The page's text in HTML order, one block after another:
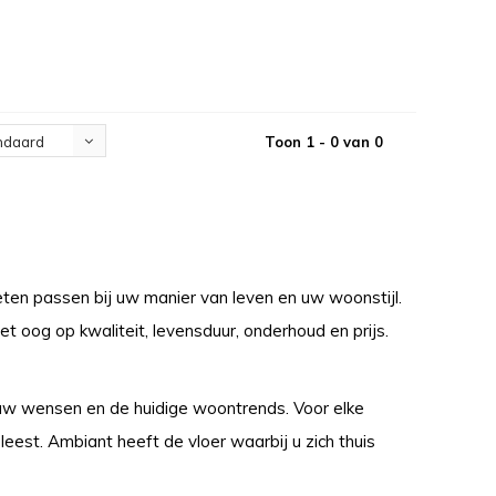
Toon 1 - 0 van 0
passen bij uw manier van leven en uw woonstijl.
oog op kwaliteit, levensduur, onderhoud en prijs.
wensen en de huidige woontrends. Voor elke
Ambiant heeft de vloer waarbij u zich thuis